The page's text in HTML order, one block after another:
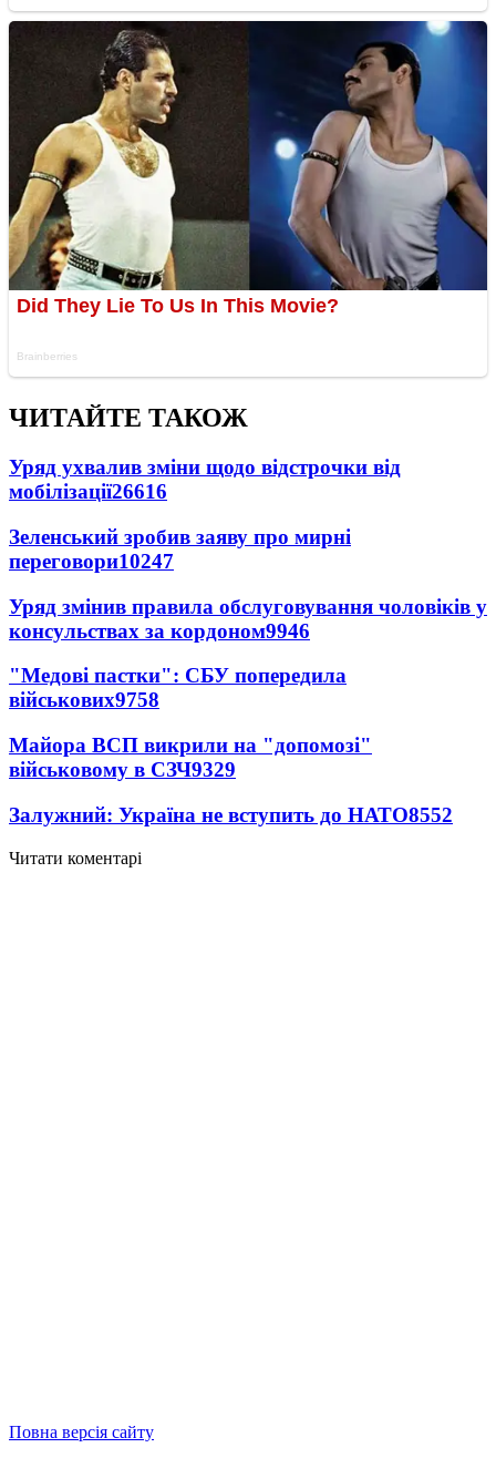
ЧИТАЙТЕ ТАКОЖ
Уряд ухвалив зміни щодо відстрочки від
мобілізації26616
Зеленський зробив заяву про мирні
переговори10247
Уряд змінив правила обслуговування чоловіків у
консульствах за кордоном9946
"Медові пастки": СБУ попередила
військових9758
Майора ВСП викрили на "допомозі"
військовому в СЗЧ9329
Залужний: Україна не вступить до НАТО8552
Читати коментарі
Повна версія сайту